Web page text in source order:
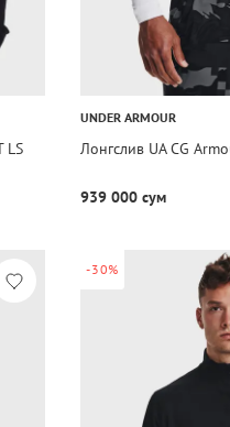
LS
UNDER ARMOUR
Лонгслив UA CG
939 000 сум
-30%